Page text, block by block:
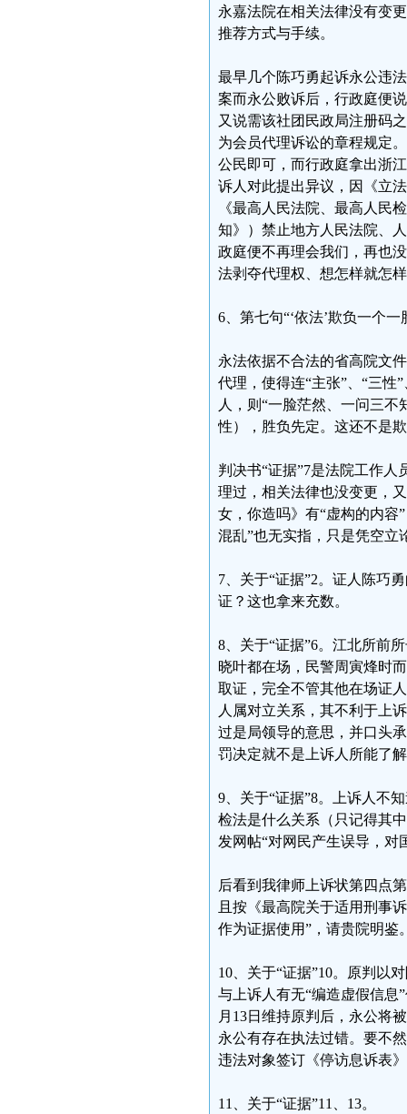
永嘉法院在相关法律没有变
推荐方式与手续。
最早几个陈巧勇起诉永公违
案而永公败诉后，行政庭便
又说需该社团民政局注册码
为会员代理诉讼的章程规定
公民即可，而行政庭拿出浙
诉人对此提出异议，因《立
《最高人民法院、最高人民
知》）禁止地方人民法院、
政庭便不再理会我们，再也
法剥夺代理权、想怎样就怎
6、第七句“‘依法’欺负一个
永法依据不合法的省高院文
代理，使得连“主张”、“三性
人，则“一脸茫然、一问三
性），胜负先定。这还不是
判决书“证据”7是法院工作
理过，相关法律也没变更，
女，你造吗》有“虚构的内容
混乱”也无实指，只是凭空立
7、关于“证据”2。证人陈巧
证？这也拿来充数。
8、关于“证据”6。江北所前
晓叶都在场，民警周寅烽时
取证，完全不管其他在场证
人属对立关系，其不利于上
过是局领导的意思，并口头
罚决定就不是上诉人所能了
9、关于“证据”8。上诉人不
检法是什么关系（只记得其
发网帖“对网民产生误导，对
后看到我律师上诉状第四点
且按《最高院关于适用刑事
作为证据使用”，请贵院明鉴
10、关于“证据”10。原判以
与上诉人有无“编造虚假信息
月13日维持原判后，永公将
永公有存在执法过错。要不
违法对象签订《停访息诉表
11、关于“证据”11、13。